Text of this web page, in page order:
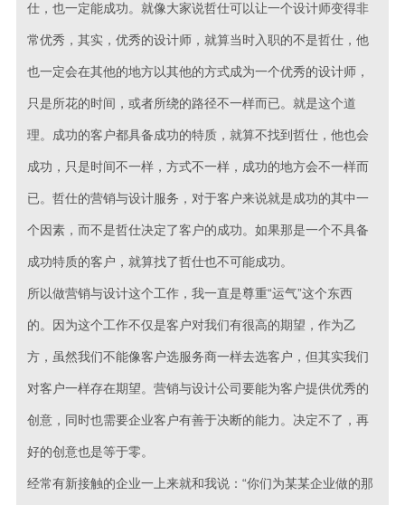
仕，也一定能成功。就像大家说哲仕可以让一个设计师变得非
常优秀，其实，优秀的设计师，就算当时入职的不是哲仕，他
也一定会在其他的地方以其他的方式成为一个优秀的设计师，
只是所花的时间，或者所绕的路径不一样而已。就是这个道
理。成功的客户都具备成功的特质，就算不找到哲仕，他也会
成功，只是时间不一样，方式不一样，成功的地方会不一样而
已。哲仕的营销与设计服务，对于客户来说就是成功的其中一
个因素，而不是哲仕决定了客户的成功。如果那是一个不具备
成功特质的客户，就算找了哲仕也不可能成功。
所以做营销与设计这个工作，我一直是尊重“运气”这个东西
的。因为这个工作不仅是客户对我们有很高的期望，作为乙
方，虽然我们不能像客户选服务商一样去选客户，但其实我们
对客户一样存在期望。营销与设计公司要能为客户提供优秀的
创意，同时也需要企业客户有善于决断的能力。决定不了，再
好的创意也是等于零。
经常有新接触的企业一上来就和我说：“你们为某某企业做的那